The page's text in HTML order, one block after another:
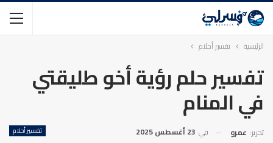
الرئيسية تفسير أحلام
تفسير حلم رؤية أخو طليقتي
في المنام
تفسير أحلام تحرير: عمرو في 23 أغسطس 2025